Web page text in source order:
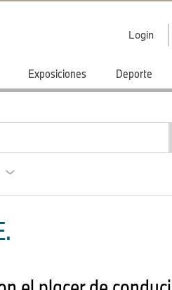
Login
Exposiciones Deporte